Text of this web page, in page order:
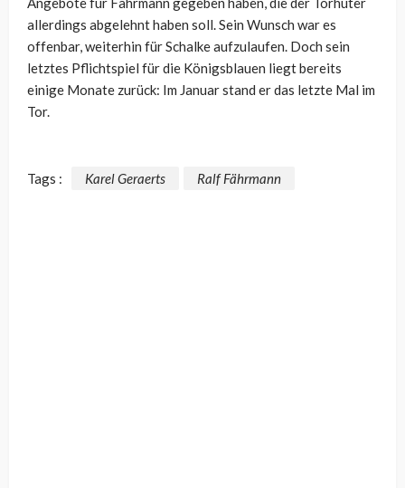
allerdings abgelehnt haben soll. Sein Wunsch war es
offenbar, weiterhin für Schalke aufzulaufen. Doch sein
letztes Pflichtspiel für die Königsblauen liegt bereits
einige Monate zurück: Im Januar stand er das letzte Mal im
Tor.
Tags : Karel Geraerts Ralf Fährmann